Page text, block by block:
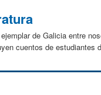
de Galicia entre
cuentos de estudiantes